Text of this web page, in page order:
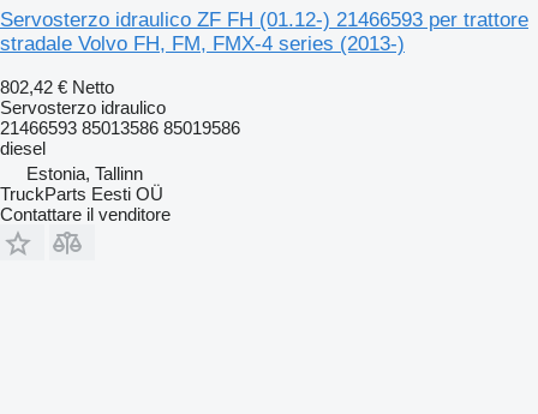
Servosterzo idraulico ZF FH (01.12-) 21466593 per trattore
stradale Volvo FH, FM, FMX-4 series (2013-)
802,42 € Netto
Servosterzo idraulico
21466593 85013586 85019586
diesel
Estonia, Tallinn
TruckParts Eesti OÜ
Contattare il venditore